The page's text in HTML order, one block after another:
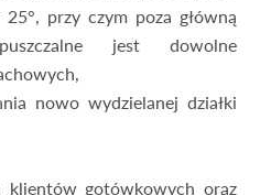
przy czym poza główną
jest dowolne
nowo wydzielanej działki
klientów gotówkowych oraz